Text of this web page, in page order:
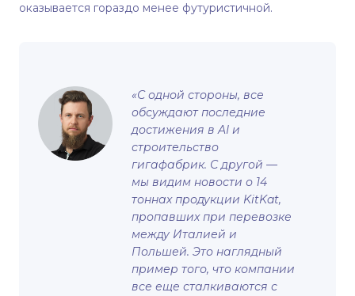
оказывается гораздо менее футуристичной.
«С одной стороны, все
обсуждают последние
достижения в AI и
строительство
гигафабрик. С другой —
мы видим новости о 14
тоннах продукции KitKat,
пропавших при перевозке
между Италией и
Польшей. Это наглядный
пример того, что компании
все еще сталкиваются с